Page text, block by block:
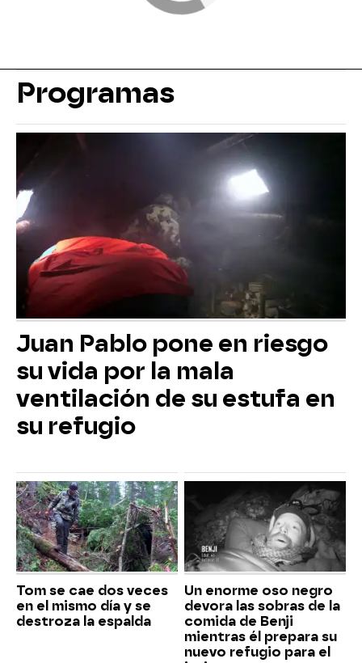
Programas
Juan Pablo pone en riesgo
su vida por la mala
ventilación de su estufa en
su refugio
Tom se cae dos veces
en el mismo día y se
destroza la espalda
Un enorme oso negro
devora las sobras de la
comida de Benji
mientras él prepara su
nuevo refugio para el